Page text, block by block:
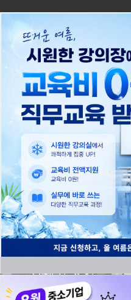
펼쳐두기
교
21세기 초일류 꿈
업